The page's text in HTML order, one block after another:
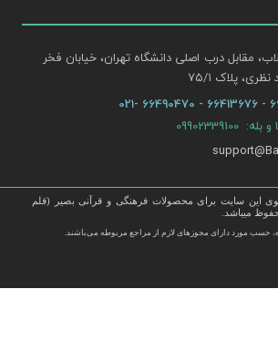
این سایت برای محصولات فرهنگی و قرآنی بصیر (قلم
میباشد.
حسب مورد دارای مجوزهای لازم از مراجع مربوطه می‌باشند.
و قرآن نفیس , قرآن عروس , کتب نفیس و معطر , کتاب چرمی و سایر محصولات
مقابل درب اصلی دانشگاه تهران، خیابان فخر
پلاک ۷۵/۱​​​​​​​